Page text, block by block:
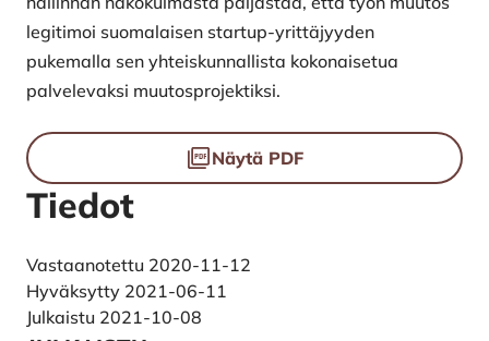
legitimoi suomalaisen startup-yrittäjyyden
pukemalla sen yhteiskunnallista kokonaisetua
palvelevaksi muutosprojektiksi.
Tiedostot
Näytä PDF
Tiedot
Vastaanotettu 2020-11-12
Hyväksytty 2021-06-11
Julkaistu 2021-10-08